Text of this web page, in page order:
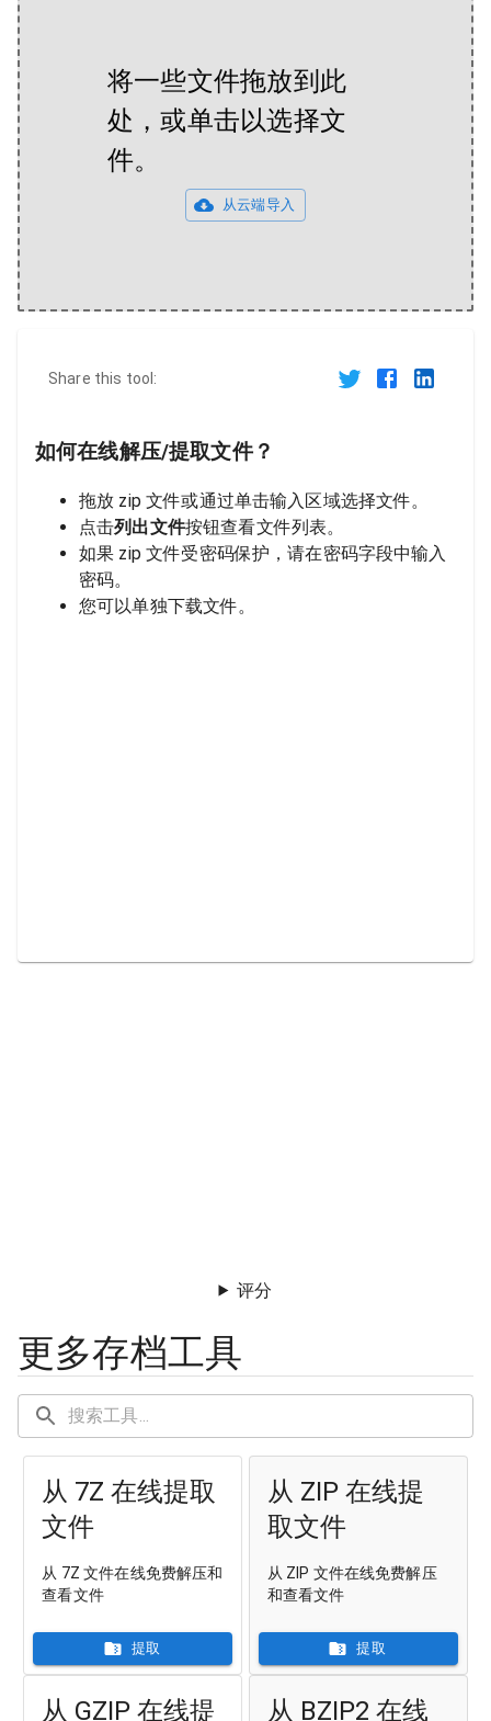
将一些文件拖放到此
处，或单击以选择文
件。
从云端导入
Share this tool:
如何在线解压/提取文件？
拖放 zip 文件或通过单击输入区域选择文件。
点击列出文件按钮查看文件列表。
如果 zip 文件受密码保护，请在密码字段中输入
密码。
您可以单独下载文件。
评分
更多存档工具
从 7Z 在线提取
文件
从 7Z 文件在线免费解压和
查看文件
提取
从 ZIP 在线提
取文件
从 ZIP 文件在线免费解压
和查看文件
提取
从 GZIP 在线提 从 BZIP2 在线